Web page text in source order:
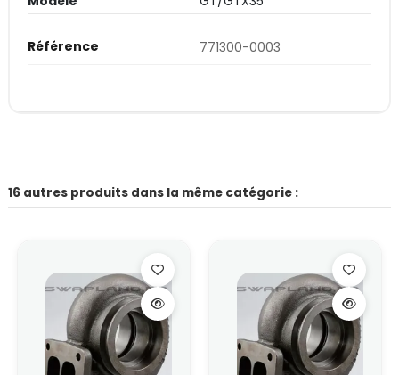
Référence 771300-0003
16 autres produits dans la même catégorie :